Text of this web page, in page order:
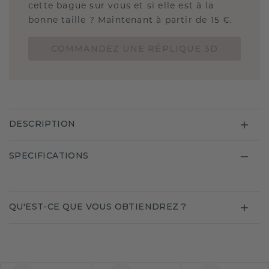
cette bague sur vous et si elle est à la
bonne taille ? Maintenant à partir de 15 €.
DESCRIPTION
SPECIFICATIONS
QU'EST-CE QUE VOUS OBTIENDREZ ?